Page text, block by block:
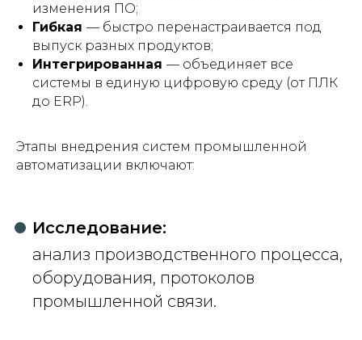
изменения ПО;
Гибкая — быстро перенастраивается под
выпуск разных продуктов;
Интегрированная — объединяет все
системы в единую цифровую среду (от ПЛК
до ERP).
Этапы внедрения систем промышленной
автоматизации включают:
Исследование:
анализ производственного процесса,
оборудования, протоколов
промышленной связи.